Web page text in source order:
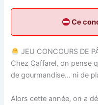
Ce
JEU CONCOURS DE
Chez Caffarel, on pense
de gourmandise… ni de
Alors cette année, on a